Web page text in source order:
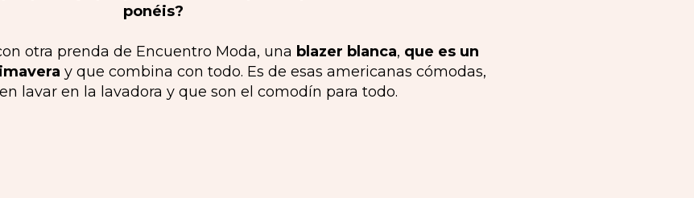
ponéis?
otra prenda de Encuentro Moda, una blazer blanca, que es un
y que combina con todo. Es de esas americanas cómodas,
lavar en la lavadora y que son el comodín para todo.